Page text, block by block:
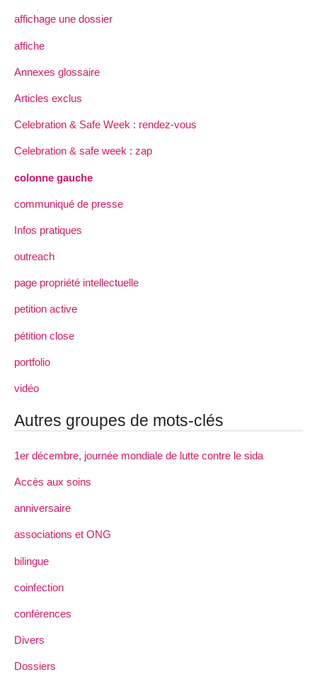
affichage une dossier
affiche
Annexes glossaire
Articles exclus
Celebration & Safe Week : rendez-vous
Celebration & safe week : zap
colonne gauche
communiqué de presse
Infos pratiques
outreach
page propriété intellectuelle
petition active
pétition close
portfolio
vidéo
Autres groupes de mots-clés
1er décembre, journée mondiale de lutte contre le sida
Accès aux soins
anniversaire
associations et ONG
bilingue
coinfection
conférences
Divers
Dossiers